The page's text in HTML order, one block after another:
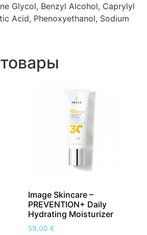
Glycol, Benzyl Alcohol, Caprylyl
Acid, Phenoxyethanol, Sodium
Image Skincare –
PREVENTION+ Daily
Hydrating Moisturizer
59,00€